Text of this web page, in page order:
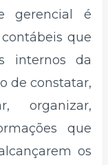
gerencial é
que
internos da
de constatar,
organizar,
que
os